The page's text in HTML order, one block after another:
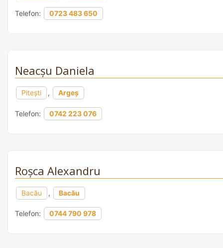
Telefon: 0723 483 650
Neacșu Daniela
Pitești , Argeș
Telefon: 0742 223 076
Roșca Alexandru
Bacău , Bacău
Telefon: 0744 790 978